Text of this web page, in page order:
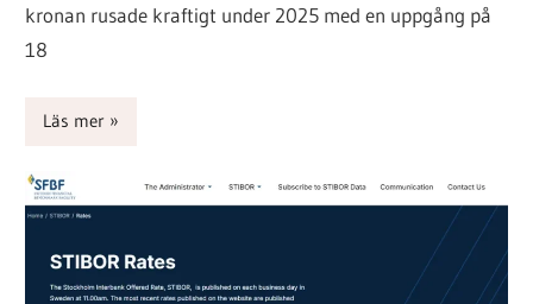
kronan rusade kraftigt under 2025 med en uppgång på
18
Läs mer